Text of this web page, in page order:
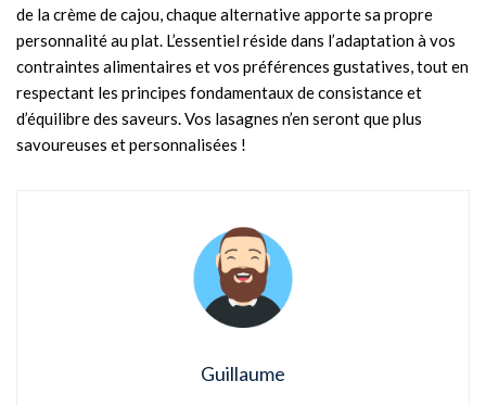
de la crème de cajou, chaque alternative apporte sa propre
personnalité au plat. L’essentiel réside dans l’adaptation à vos
contraintes alimentaires et vos préférences gustatives, tout en
respectant les principes fondamentaux de consistance et
d’équilibre des saveurs. Vos lasagnes n’en seront que plus
savoureuses et personnalisées !
Guillaume